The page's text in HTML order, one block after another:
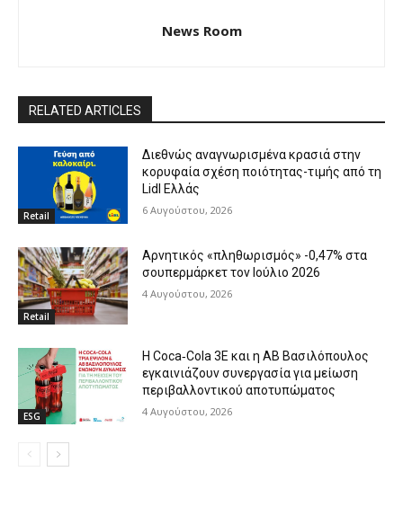
News Room
RELATED ARTICLES
Retail
Διεθνώς αναγνωρισμένα κρασιά στην
κορυφαία σχέση ποιότητας-τιμής από τη
Lidl Ελλάς
6 Αυγούστου, 2026
Retail
Αρνητικός «πληθωρισμός» -0,47% στα
σουπερμάρκετ τον Ιούλιο 2026
4 Αυγούστου, 2026
ESG
Η Coca‑Cola 3E και η ΑΒ Βασιλόπουλος
εγκαινιάζουν συνεργασία για μείωση
περιβαλλοντικού αποτυπώματος
4 Αυγούστου, 2026